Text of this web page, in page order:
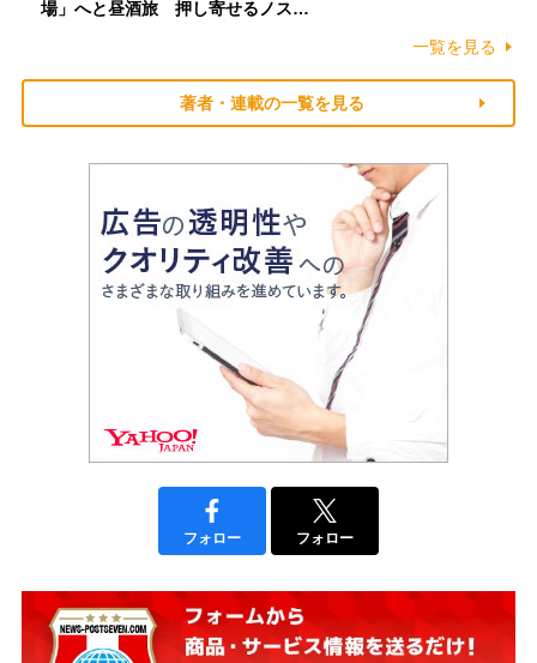
場」へと昼酒旅 押し寄せるノス…
一覧を見る
著者・連載の一覧を見る
フォロー フォロー